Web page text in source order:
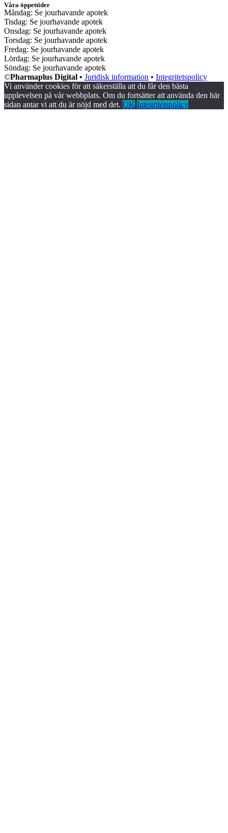
Våra öppettider
Måndag: Se jourhavande apotek
Tisdag: Se jourhavande apotek
Onsdag: Se jourhavande apotek
Torsdag: Se jourhavande apotek
Fredag: Se jourhavande apotek
Lördag: Se jourhavande apotek
Söndag: Se jourhavande apotek
©Pharmaplus Digital • Juridisk information • Integritetspolicy
Vi använder cookies för att säkerställa att du får den bästa
upplevelsen på vår webbplats. Om du fortsätter att använda den här
sidan antar vi att du är nöjd med det. OK Integritetspolicy